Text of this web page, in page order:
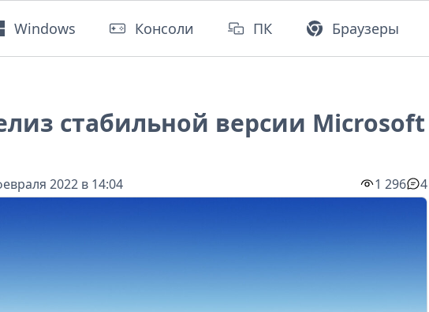
Windows Консоли ПК Браузеры
стабильной версии Microsoft
2022 в 14:04 1 296 4